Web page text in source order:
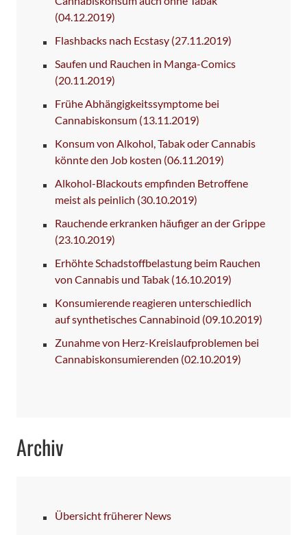
(04.12.2019)
Flashbacks nach Ecstasy (27.11.2019)
Saufen und Rauchen in Manga-Comics
(20.11.2019)
Frühe Abhängigkeitssymptome bei
Cannabiskonsum (13.11.2019)
Konsum von Alkohol, Tabak oder Cannabis
könnte den Job kosten (06.11.2019)
Alkohol-Blackouts empfinden Betroffene
meist als peinlich (30.10.2019)
Rauchende erkranken häufiger an der Grippe
(23.10.2019)
Erhöhte Schadstoffbelastung beim Rauchen
von Cannabis und Tabak (16.10.2019)
Konsumierende reagieren unterschiedlich
auf synthetisches Cannabinoid (09.10.2019)
Zunahme von Herz-Kreislaufproblemen bei
Cannabiskonsumierenden (02.10.2019)
Archiv
Übersicht früherer News